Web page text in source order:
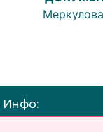
Инфо: